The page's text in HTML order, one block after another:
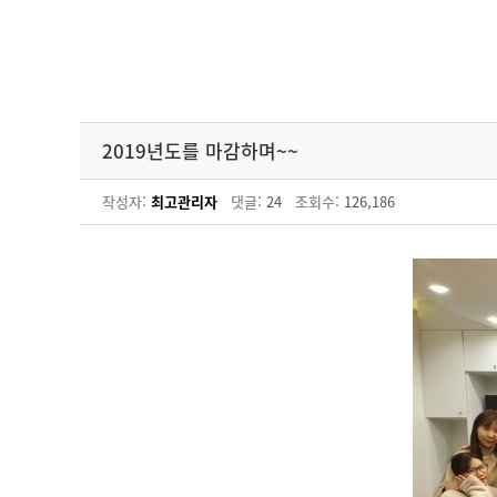
2019년도를 마감하며~~
작성자: 최고관리자 댓글: 24 조회수: 126,186